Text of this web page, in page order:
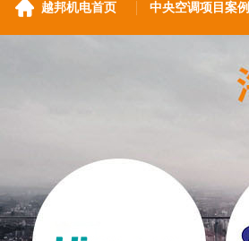
越邦机电首页 中央空调项目案例